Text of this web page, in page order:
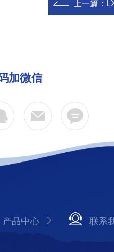
上一篇：
加微信
产品中心 联系